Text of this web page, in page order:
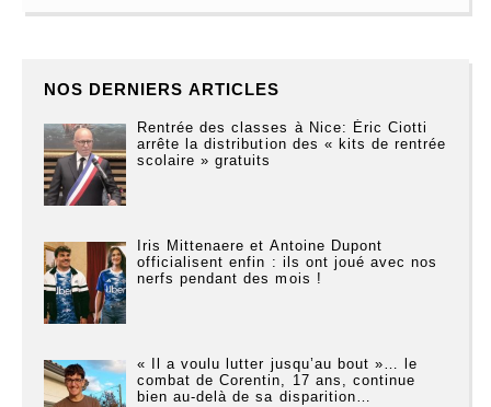
NOS DERNIERS ARTICLES
Rentrée des classes à Nice: Éric Ciotti
arrête la distribution des « kits de rentrée
scolaire » gratuits
Iris Mittenaere et Antoine Dupont
officialisent enfin : ils ont joué avec nos
nerfs pendant des mois !
« Il a voulu lutter jusqu’au bout »… le
combat de Corentin, 17 ans, continue
bien au-delà de sa disparition…